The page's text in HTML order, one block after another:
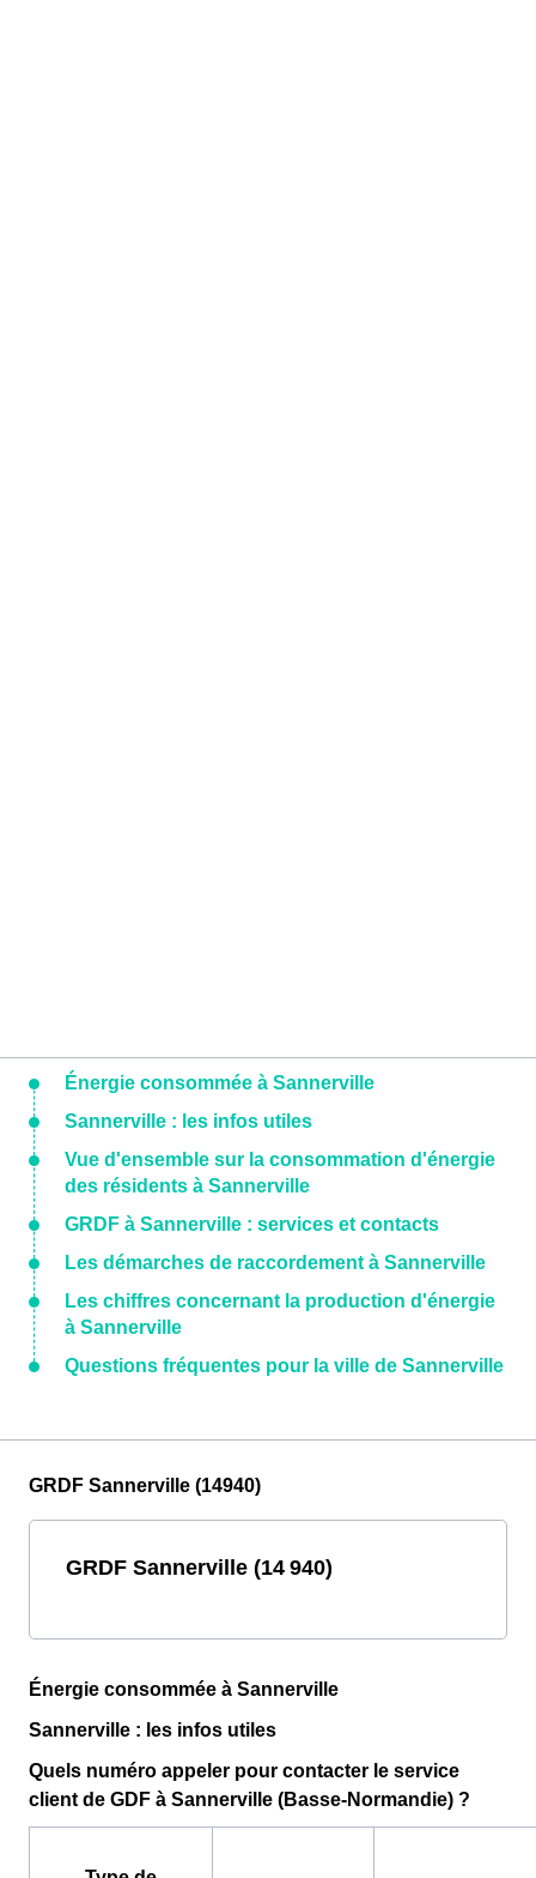
Énergie consommée à Sannerville
Sannerville : les infos utiles
Vue d'ensemble sur la consommation d'énergie
des résidents à Sannerville
GRDF à Sannerville : services et contacts
Les démarches de raccordement à Sannerville
Les chiffres concernant la production d'énergie
à Sannerville
Questions fréquentes pour la ville de Sannerville
GRDF Sannerville (14940)
GRDF Sannerville (14 940)
Énergie consommée à Sannerville
Sannerville : les infos utiles
Quels numéro appeler pour contacter le service
client de GDF à Sannerville (Basse-Normandie) ?